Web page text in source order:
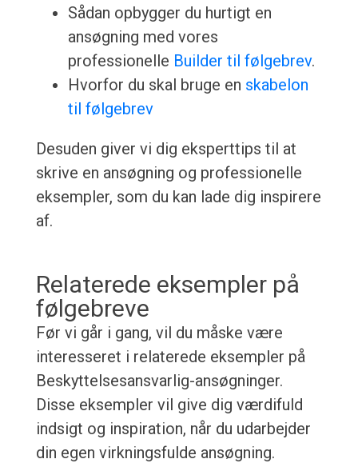
Sådan opbygger du hurtigt en
ansøgning med vores
professionelle Builder til følgebrev.
Hvorfor du skal bruge en skabelon
til følgebrev
Desuden giver vi dig eksperttips til at
skrive en ansøgning og professionelle
eksempler, som du kan lade dig inspirere
af.
Relaterede eksempler på
følgebreve
Før vi går i gang, vil du måske være
interesseret i relaterede eksempler på
Beskyttelsesansvarlig-ansøgninger.
Disse eksempler vil give dig værdifuld
indsigt og inspiration, når du udarbejder
din egen virkningsfulde ansøgning.